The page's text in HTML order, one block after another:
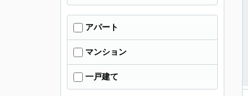
アパート
マンション
一戸建て